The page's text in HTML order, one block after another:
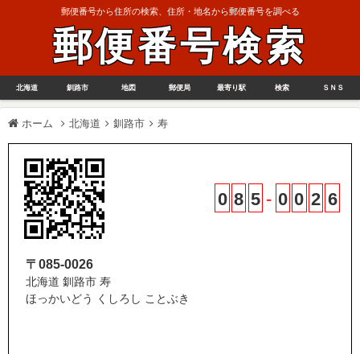
郵便番号から住所の検索、住所・地名から郵便番号を調べる
郵便番号検索
北海道 釧路市 地図 郵便局 最寄り駅 検索 ＳＮＳ
ホーム 北海道 釧路市 寿
0 8 5 - 0 0 2 6
〒085-0026
北海道 釧路市 寿
ほっかいどう くしろし ことぶき